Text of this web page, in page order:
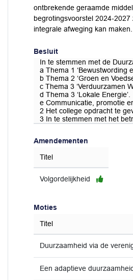
ontbrekende geraamde
begrotingsvoorstel 2024-
integrale afweging kan maken.
Besluit
In te stemmen met de
a Thema 1 ‘Bewustwording
b Thema 2 ‘Groen en
c Thema 3 ‘Verduurzamen
d Thema 3 ‘Lokale Energie’.
e Communicatie, promotie
2 Het college opdracht te
3 In te stemmen met het
Amendementen
Titel
Volgordelijkheid
Moties
Titel
Duurzaamheid via de
Een adaptieve